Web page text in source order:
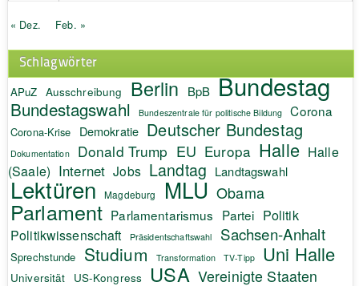
« Dez. Feb. »
Schlagwörter
APuZ Ausschreibung Berlin BpB Bundestag
Bundestagswahl Bundeszentrale für politische Bildung Corona
Corona-Krise Demokratie Deutscher Bundestag
Dokumentation Donald Trump EU Europa Halle Halle
(Saale) Internet Jobs Landtag Landtagswahl
Lektüren Magdeburg MLU Obama
Parlament Parlamentarismus Partei Politik
Politikwissenschaft Präsidentschaftswahl Sachsen-Anhalt
Sprechstunde Studium Transformation TV-Tipp Uni Halle
Universität US-Kongress USA Vereinigte Staaten